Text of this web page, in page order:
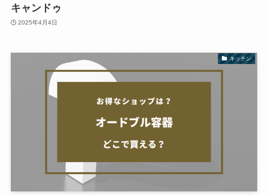
キャンドゥ
2025年4月4日
キッチン